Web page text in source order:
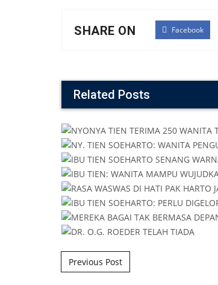
SHARE ON Facebook
Related Posts
Post navigation
Previous Post